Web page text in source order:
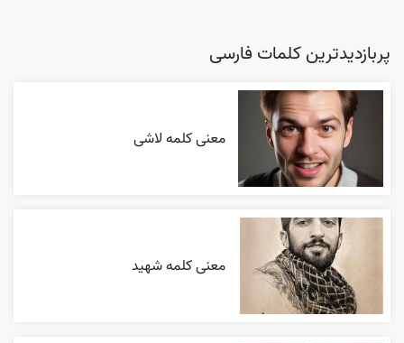
پربازدیدترین کلمات فارسی
معنی کلمه لاشی
معنی کلمه شهید